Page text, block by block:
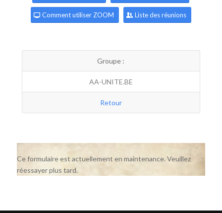
Comment utiliser ZOOM Liste des réunions
Groupe :
AA-UNITE.BE
Retour
Ce formulaire est actuellement en maintenance. Veuillez
réessayer plus tard.